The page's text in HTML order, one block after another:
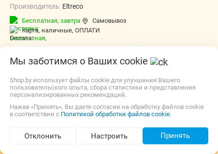
Подбор по параметрам (183)
Производитель: Eltreco
Бесплатная, завтра
Самовывоз
карта, наличные, ОПЛАТИ
Мы заботимся о Ваших cookie
Shop.by использует файлы cookie для улучшения Вашего
пользовательского опыта, сбора статистики и представления
персонализированных рекомендаций.
Нажав «Принять», Вы даете согласие на обработку файлов cookie
в соответствии с Политикой обработки файлов cookie.
Отклонить Настроить Принять